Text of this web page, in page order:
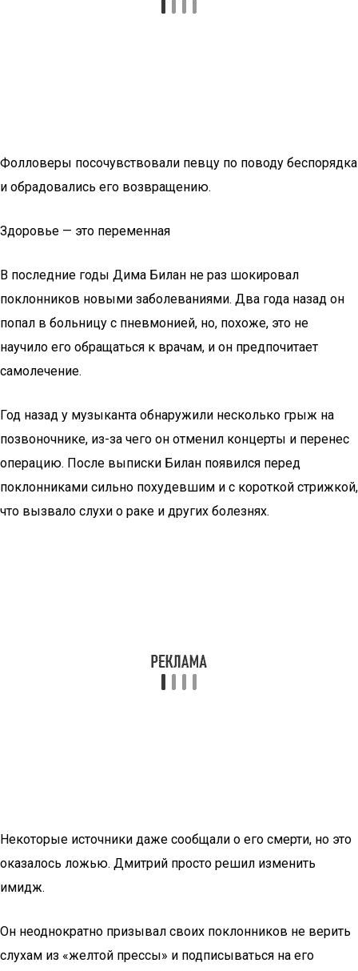
Фолловеры посочувствовали певцу по поводу беспорядка
и обрадовались его возвращению.
Здоровье — это переменная
В последние годы Дима Билан не раз шокировал
поклонников новыми заболеваниями. Два года назад он
попал в больницу с пневмонией, но, похоже, это не
научило его обращаться к врачам, и он предпочитает
самолечение.
Год назад у музыканта обнаружили несколько грыж на
позвоночнике, из-за чего он отменил концерты и перенес
операцию. После выписки Билан появился перед
поклонниками сильно похудевшим и с короткой стрижкой,
что вызвало слухи о раке и других болезнях.
Некоторые источники даже сообщали о его смерти, но это
оказалось ложью. Дмитрий просто решил изменить
имидж.
Он неоднократно призывал своих поклонников не верить
слухам из «желтой прессы» и подписываться на его